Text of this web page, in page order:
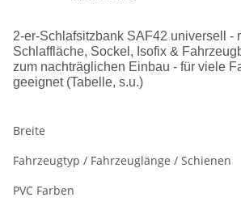
2-er-Schlafsitzbank SAF42 universell -
Schlaffläche, Sockel, Isofix &
zum nachträglichen Einbau - für viele
geeignet (Tabelle, s.u.)
Breite
Fahrzeugtyp / Fahrzeuglänge / Schienen
PVC Farben